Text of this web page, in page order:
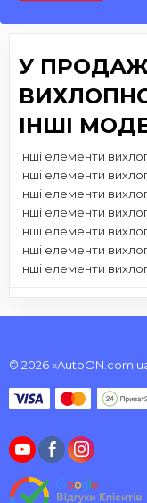
У
ІНШІ
Інші елементи
Інші елементи
Інші елементи
Інші елементи
Інші елементи
Інші елементи
Інші елементи
© 2026